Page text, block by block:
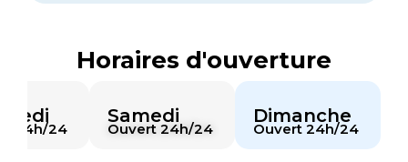
Horaires d'ouverture
24h/24
Samedi
Ouvert 24h/24
Dimanche
Ouvert 24h/24